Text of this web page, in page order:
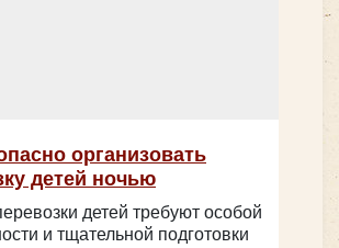
Количество мест:36
Цена от:2800 руб/час
Количество мест:19
Класс:VIP
Цена от:2400 руб/час
организовать
детей ночью
детей требуют особой
и тщательной подготовки